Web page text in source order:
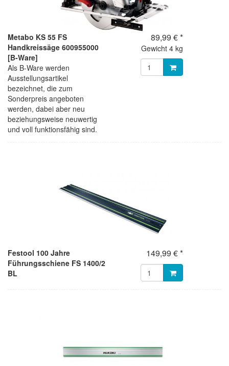
Metabo KS 55 FS
Handkreissäge 600955000
[B-Ware]
Als B-Ware werden
Ausstellungsartikel
bezeichnet, die zum
Sonderpreis angeboten
werden, dabei aber neu
beziehungsweise neuwertig
und voll funktionsfähig sind.
89,99 € *
Gewicht 4 kg
Festool 100 Jahre
Führungsschiene FS 1400/2
BL
149,99 € *